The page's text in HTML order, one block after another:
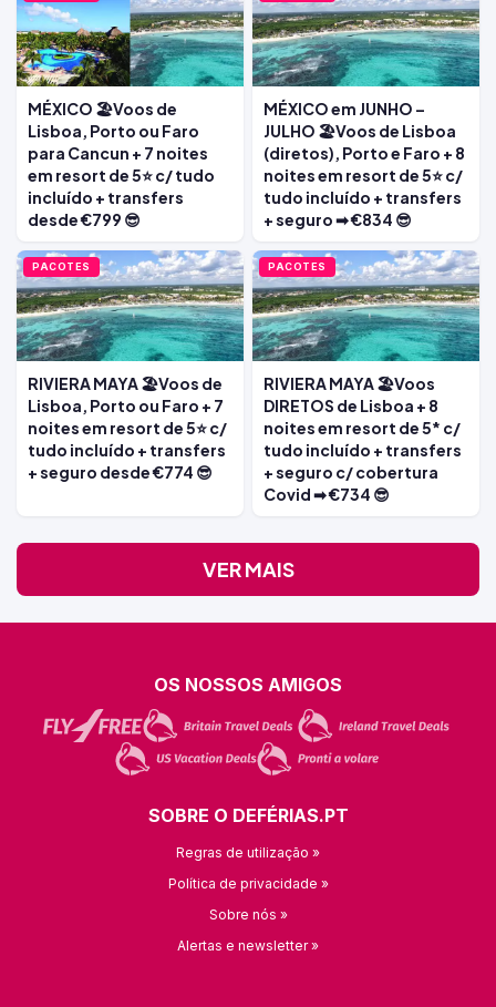
MÉXICO 🏖️Voos de
Lisboa, Porto ou Faro
para Cancun + 7 noites
em resort de 5⭐ c/ tudo
incluído + transfers
desde €799 😎
MÉXICO em JUNHO –
JULHO 🏖️Voos de Lisboa
(diretos), Porto e Faro + 8
noites em resort de 5⭐ c/
tudo incluído + transfers
+ seguro ➡ €834 😎
PACOTES
RIVIERA MAYA 🏖️Voos de
Lisboa, Porto ou Faro + 7
noites em resort de 5⭐ c/
tudo incluído + transfers
+ seguro desde €774 😎
PACOTES
RIVIERA MAYA 🏖️Voos
DIRETOS de Lisboa + 8
noites em resort de 5* c/
tudo incluído + transfers
+ seguro c/ cobertura
Covid ➡ €734 😎
VER MAIS
OS NOSSOS AMIGOS
SOBRE O DEFÉRIAS.PT
Regras de utilização »
Política de privacidade »
Sobre nós »
Alertas e newsletter »